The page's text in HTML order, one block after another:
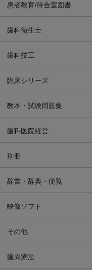
患者教育/待合室図書
歯科衛生士
歯科技工
臨床シリーズ
教本・試験問題集
歯科医院経営
別冊
辞書・辞典・便覧
映像ソフト
その他
歯周療法